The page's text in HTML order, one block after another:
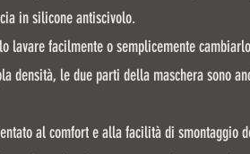
in silicone antiscivolo.
lavare facilmente o semplicemente
densità, le due parti della maschera sono
al comfort e alla facilità di smontaggio